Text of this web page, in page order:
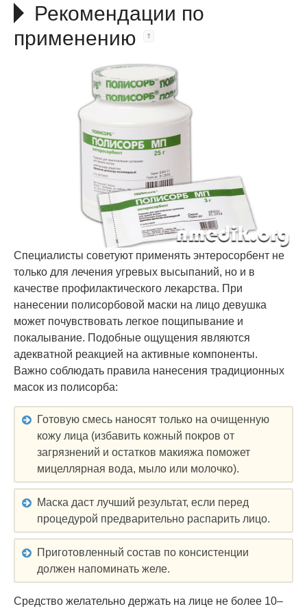
Рекомендации по
применению
Специалисты советуют применять энтеросорбент не
только для лечения угревых высыпаний, но и в
качестве профилактического лекарства. При
нанесении полисорбовой маски на лицо девушка
может почувствовать легкое пощипывание и
покалывание. Подобные ощущения являются
адекватной реакцией на активные компоненты.
Важно соблюдать правила нанесения традиционных
масок из полисорба:
Готовую смесь наносят только на очищенную
кожу лица (избавить кожный покров от
загрязнений и остатков макияжа поможет
мицеллярная вода, мыло или молочко).
Маска даст лучший результат, если перед
процедурой предварительно распарить лицо.
Приготовленный состав по консистенции
должен напоминать желе.
Средство желательно держать на лице не более 10–